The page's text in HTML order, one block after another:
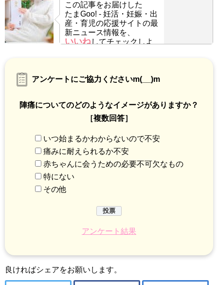
この記事をお届けした
たまGoo! - 妊活・妊娠・出
産・育児の応援サイトの最
新ニュース情報を、
いいねしてチェックしよ
アンケートにご協力くださいm(__)m
陣痛についてのどのようなイメージがありますか？
［複数回答］
いつ始まるかわからないので不安
痛みに耐えられるか不安
赤ちゃんに会うための必要不可欠なもの
特にない
その他
アンケート結果
良ければシェアをお願いします。